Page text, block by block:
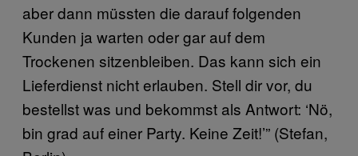
aber dann müssten die darauf folgenden
Kunden ja warten oder gar auf dem
Trockenen sitzenbleiben. Das kann sich ein
Lieferdienst nicht erlauben. Stell dir vor, du
bestellst was und bekommst als Antwort: ‘Nö,
bin grad auf einer Party. Keine Zeit!’” (Stefan,